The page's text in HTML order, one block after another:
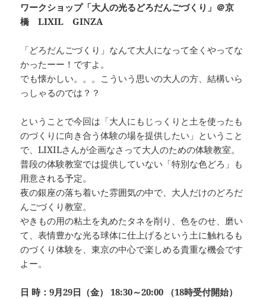
ワークショップ「大人の光るどろだんごづくり」＠京
橋 LIXIL GINZA
「どろだんごづくり」なんて大人になって全くやってな
かったーー！ですよ。
でも懐かしい。。。こういう思いの大人の方、結構いら
っしゃるのでは？？
ということで今回は「大人にもじっくりと土を使ったも
のづくりに向き合う体験の場を提供したい」ということ
で、LIXILさんが企画なさって大人のための体験教室。
普段の体験教室では提供していない「特別な色どろ」も
用意される予定。
夜の銀座の落ち着いた雰囲気の中で、大人だけのどろだ
んごづくり教室。
やきもの用の粘土を丸めたタネを削り、色をのせ、磨い
て、表情豊かな光る球体に仕上げるという土に触れるも
のづくり体験を、東京の中心で楽しめる貴重な機会です
よー。
日 時：9月29日（金） 18:30～20:00 （18時受付開始）